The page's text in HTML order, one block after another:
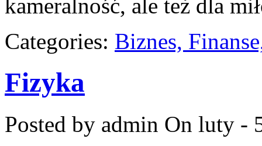
kameralność, ale też dla
Categories: Biznes,
Fizyka
Posted by admin On luty -